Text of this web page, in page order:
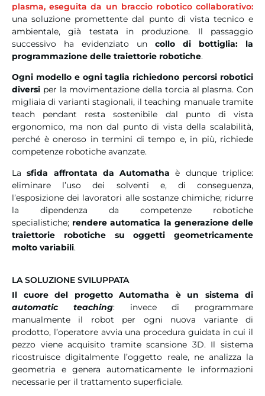
plasma, eseguita da un braccio robotico collaborativo:
una soluzione promettente dal punto di vista tecnico e
ambientale, già testata in produzione. Il passaggio
successivo ha evidenziato un collo di bottiglia: la
programmazione delle traiettorie robotiche.
Ogni modello e ogni taglia richiedono percorsi robotici
diversi per la movimentazione della torcia al plasma. Con
migliaia di varianti stagionali, il teaching manuale tramite
teach pendant resta sostenibile dal punto di vista
ergonomico, ma non dal punto di vista della scalabilità,
perché è oneroso in termini di tempo e, in più, richiede
competenze robotiche avanzate.
Lasfida affrontata da Automatha è dunque triplice:
eliminare l’uso dei solventi e, di conseguenza,
l’esposizione dei lavoratori alle sostanze chimiche; ridurre
la dipendenza da competenze robotiche
specialistiche; rendere automatica la generazione delle
traiettorie robotiche su oggetti geometricamente
molto variabili.
LA SOLUZIONE SVILUPPATA
Il cuore del progetto Automatha è un sistema di
automatic teaching: invece di programmare
manualmente il robot per ogni nuova variante di
prodotto, l’operatore avvia una procedura guidata in cui il
pezzo viene acquisito tramite scansione 3D. Il sistema
ricostruisce digitalmente l’oggetto reale, ne analizza la
geometria e genera automaticamente le informazioni
necessarie per il trattamento superficiale.